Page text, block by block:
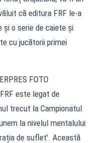
că editura FRF le-a
și o serie de caiete și
cu jucătorii primei
FOTO
este legat de
trecut la Campionatul
la nivelul mentalului
de suflet'. Această